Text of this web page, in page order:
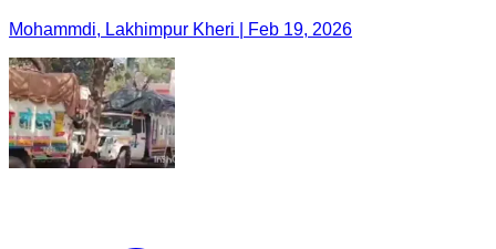
Mohammdi, Lakhimpur Kheri | Feb 19, 2026